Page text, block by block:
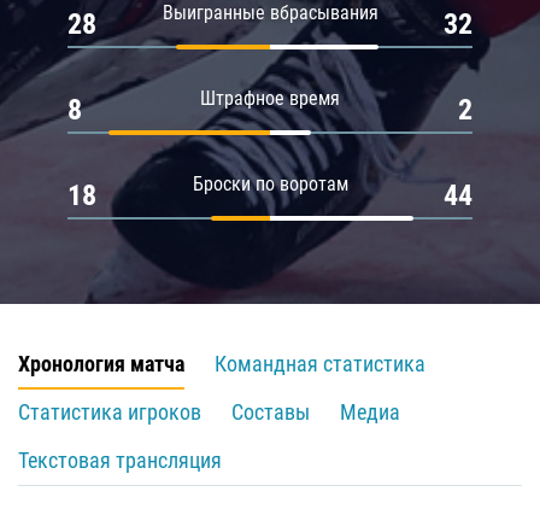
Выигранные вбрасывания
28 32
Штрафное время
8 2
Броски по воротам
18 44
Хронология матча
Командная статистика
Статистика игроков
Составы
Медиа
Текстовая трансляция